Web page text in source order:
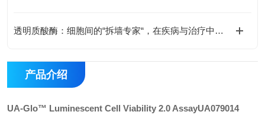
透明质酸酶：细胞间的“拆墙专家“，在疾病与治疗中的双面角色
产品介绍
UA-Glo™ Luminescent Cell Viability 2.0 AssayUA079014